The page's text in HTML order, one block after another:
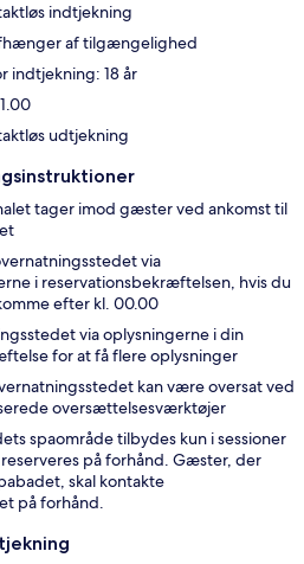
indtjekning
af tilgængelighed
indtjekning: 18 år
udtjekning
tager imod gæster ved ankomst til
via
i reservationsbekræftelsen, hvis du
efter kl. 00.00
via oplysningerne i din
for at få flere oplysninger
kan være oversat ved
oversættelsesværktøjer
spaområde tilbydes kun i sessioner
på forhånd. Gæster, der
skal kontakte
på forhånd.